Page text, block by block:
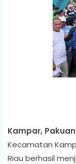
Kampar,
Kecamatan
Riau berhasil